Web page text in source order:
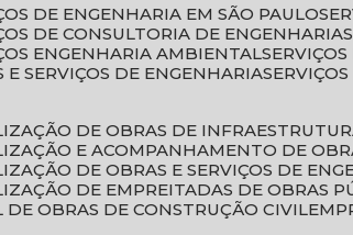
DE ENGENHARIA EM SÃO PAULO
DE CONSULTORIA DE ENGENHARIA
ENGENHARIA AMBIENTAL
E SERVIÇOS DE ENGENHARIA
DE OBRAS DE
E ACOMPANHAMENTO DE
DE OBRAS E SERVIÇOS DE
DE EMPREITADAS DE OBRAS
DE OBRAS DE CONSTRUÇÃO CIVIL